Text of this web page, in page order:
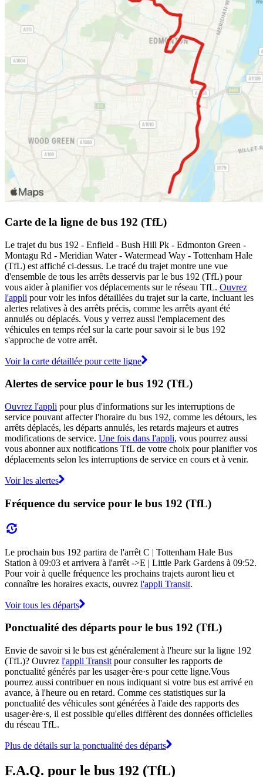
Carte de la ligne de bus 192 (TfL)
Le trajet du bus 192 - Enfield - Bush Hill Pk - Edmonton Green -
Montagu Rd - Meridian Water - Watermead Way - Tottenham Hale
(TfL) est affiché ci-dessus. Le tracé du trajet montre une vue
d'ensemble de tous les arrêts desservis par le bus 192 (TfL) pour
vous aider à planifier vos déplacements sur le réseau TfL. Ouvrez
l'appli pour voir les infos détaillées du trajet sur la carte, incluant les
alertes relatives à des arrêts précis, comme les arrêts ayant été
annulés ou déplacés. Vous y verrez aussi l'emplacement des
véhicules en temps réel sur la carte pour savoir si le bus 192
s'approche de votre arrêt.
Voir la carte détaillée pour cette ligne
Alertes de service pour le bus 192 (TfL)
Ouvrez l'appli pour plus d'informations sur les interruptions de
service pouvant affecter l'horaire du bus 192, comme les détours, les
arrêts déplacés, les départs annulés, les retards majeurs et autres
modifications de service. Une fois dans l'appli, vous pourrez aussi
vous abonner aux notifications TfL de votre choix pour planifier vos
déplacements selon les interruptions de service en cours et à venir.
Voir les alertes
Fréquence du service pour le bus 192 (TfL)
Le prochain bus 192 partira de l'arrêt C | Tottenham Hale Bus
Station à 09:03 et arrivera à l'arrêt ->E | Little Park Gardens à 09:52.
Pour voir à quelle fréquence les prochains trajets auront lieu et
connaître les horaires exacts, ouvrez l'appli Transit.
Voir tous les départs
Ponctualité des départs pour le bus 192 (TfL)
Envie de savoir si le bus est généralement à l'heure sur la ligne 192
(TfL)? Ouvrez l'appli Transit pour consulter les rapports de
ponctualité générés par les usager·ère·s pour cette ligne.Vous
pourrez aussi contribuer en nous indiquant si votre bus est arrivé en
avance, à l'heure ou en retard. Comme ces statistiques sur la
ponctualité des véhicules sont générées à l'aide des rapports des
usager·ère·s, il est possible qu'elles diffèrent des données officielles
du réseau TfL.
Plus de détails sur la ponctualité des départs
F.A.Q. pour le bus 192 (TfL)